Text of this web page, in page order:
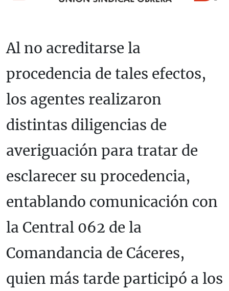
Al no acreditarse la
procedencia de tales efectos,
los agentes realizaron
distintas diligencias de
averiguación para tratar de
esclarecer su procedencia,
entablando comunicación con
la Central 062 de la
Comandancia de Cáceres,
quien más tarde participó a los